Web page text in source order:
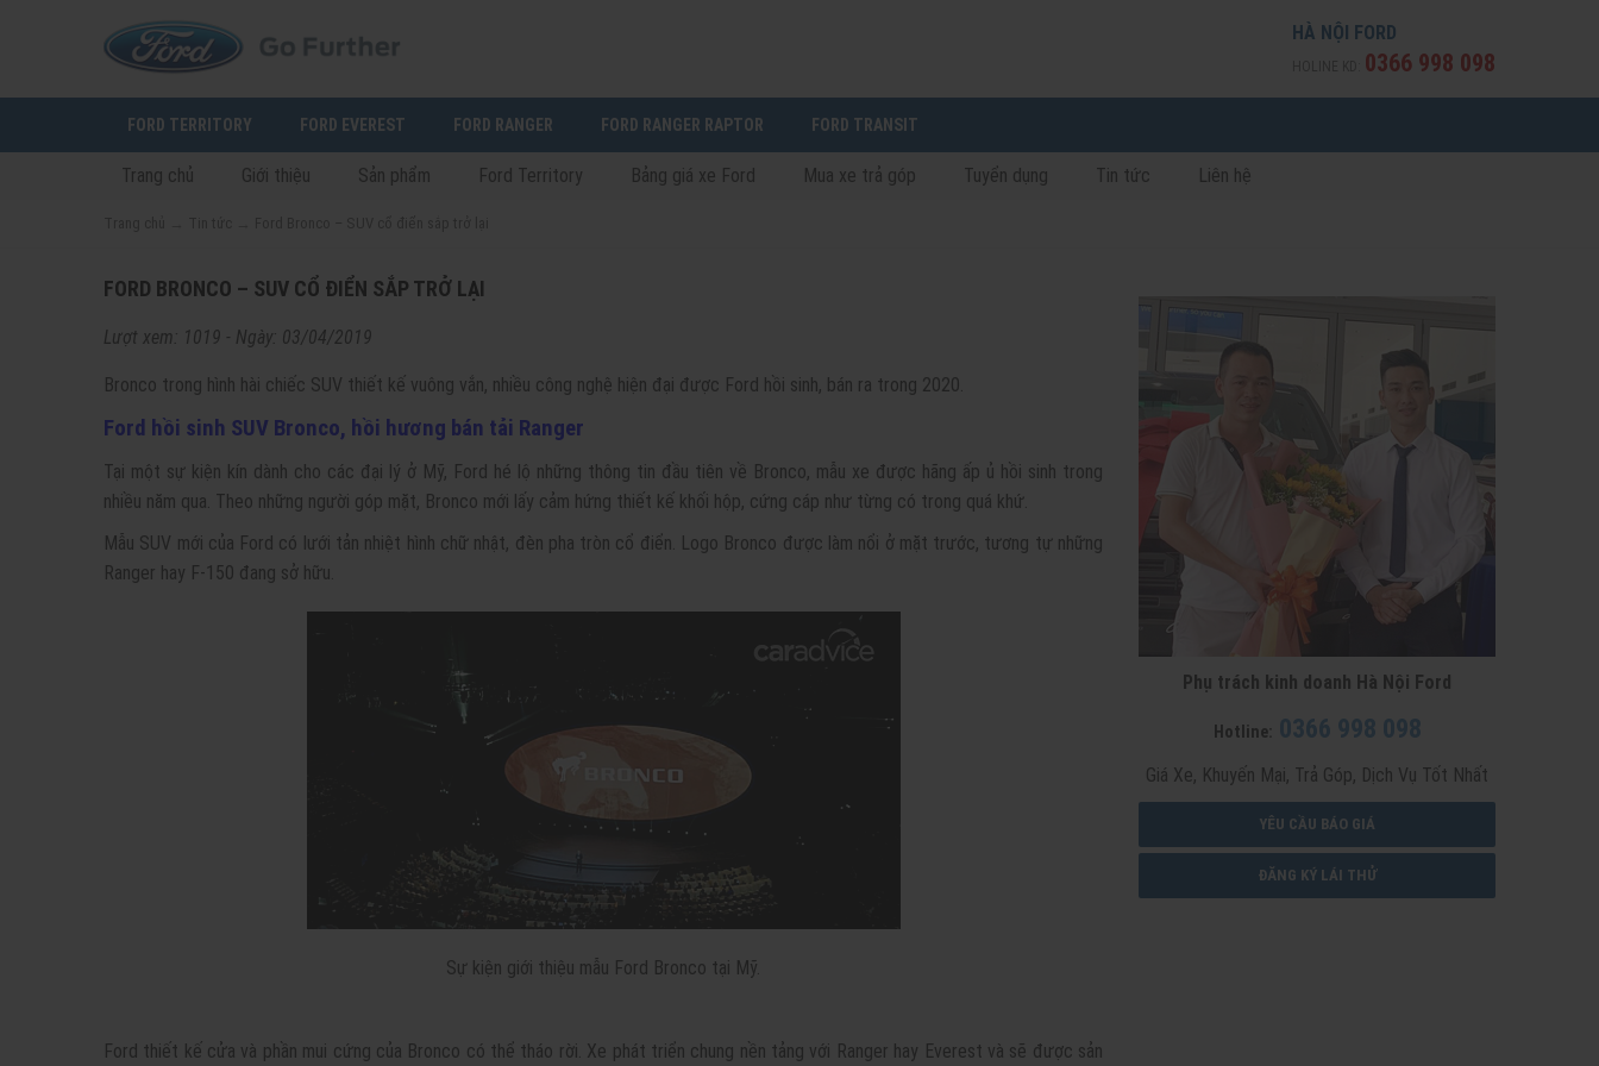
HÀ NỘI FORD
0366 998 098
FORD TERRITORY FORD EVEREST FORD RANGER FORD RANGER RAPTOR FORD TRANSIT
Trang chủ Giới thiệu Sản phẩm Ford Territory Bảng giá xe Ford Mua xe trả góp Tuyển dụng Tin tức Liên hệ
FORD BRONCO – SUV CỔ ĐIỂN SẮP TRỞ LẠI
Lượt xem: 1019 - Ngày: 03/04/2019
Bronco trong hình hài chiếc SUV thiết kế vuông vắn, nhiều công nghệ hiện đại được Ford hồi sinh, bán ra trong 2020.
Ford hồi sinh SUV Bronco, hồi hương bán tải Ranger
Tại một sự kiện kín dành cho các đại lý ở Mỹ, Ford hé lộ những thông tin đầu tiên về Bronco, mẫu xe được hãng ấp ủ hồi sinh trong
nhiều năm qua. Theo những người góp mặt, Bronco mới lấy cảm hứng thiết kế khối hộp, cứng cáp như từng có trong quá khứ.
Mẫu SUV mới của Ford có lưới tản nhiệt hình chữ nhật, đèn pha tròn cổ điển. Logo Bronco được làm nổi ở mặt trước, tương tự những
Ranger hay F-150 đang sở hữu.
Sự kiện giới thiệu mẫu Ford Bronco tại Mỹ.
Ford thiết kế cửa và phần mui cứng của Bronco có thể tháo rời. Xe phát triển chung nền tảng với Ranger hay Everest và sẽ được sản
Phụ trách kinh doanh Hà Nội Ford
Hotline: 0366 998 098
Giá Xe, Khuyến Mại, Trả Góp, Dịch Vụ Tốt Nhất
YÊU CẦU BÁO GIÁ
ĐĂNG KÝ LÁI THỬ